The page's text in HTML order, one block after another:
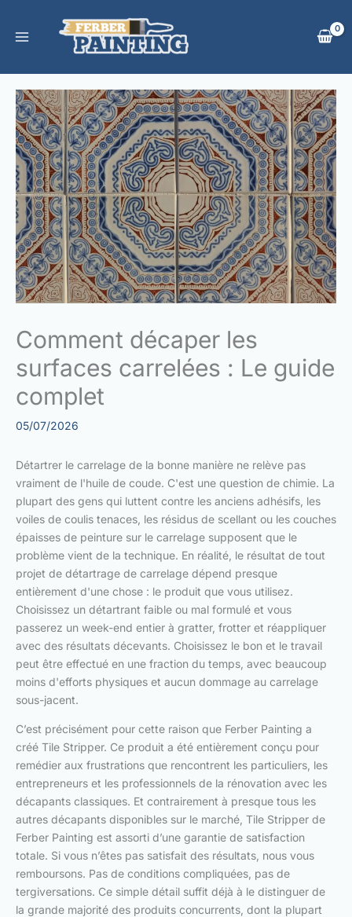
contenu
Comment décaper les
surfaces carrelées : Le guide
complet
05/07/2026
Détartrer le carrelage de la bonne manière ne relève pas
vraiment de l'huile de coude. C'est une question de chimie. La
plupart des gens qui luttent contre les anciens adhésifs, les
voiles de coulis tenaces, les résidus de scellant ou les couches
épaisses de peinture sur le carrelage supposent que le
problème vient de la technique. En réalité, le résultat de tout
projet de détartrage de carrelage dépend presque
entièrement d'une chose : le produit que vous utilisez.
Choisissez un détartrant faible ou mal formulé et vous
passerez un week-end entier à gratter, frotter et réappliquer
avec des résultats décevants. Choisissez le bon et le travail
peut être effectué en une fraction du temps, avec beaucoup
moins d'efforts physiques et aucun dommage au carrelage
sous-jacent.
C’est précisément pour cette raison que Ferber Painting a
créé Tile Stripper. Ce produit a été entièrement conçu pour
remédier aux frustrations que rencontrent les particuliers, les
entrepreneurs et les professionnels de la rénovation avec les
décapants classiques. Et contrairement à presque tous les
autres décapants disponibles sur le marché, Tile Stripper de
Ferber Painting est assorti d’une garantie de satisfaction
totale. Si vous n’êtes pas satisfait des résultats, nous vous
remboursons. Pas de conditions compliquées, pas de
tergiversations. Ce simple détail suffit déjà à le distinguer de
la grande majorité des produits concurrents, dont la plupart